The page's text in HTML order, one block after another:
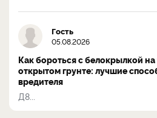
Гость
05.08.2026
Как бороться с белокрылкой на
открытом грунте: лучшие
вредителя
Д8...